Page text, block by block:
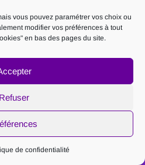
vous pouvez paramétrer vos choix ou
modifier vos préférences à tout
en bas des pages du site.
Refuser
de confidentialité